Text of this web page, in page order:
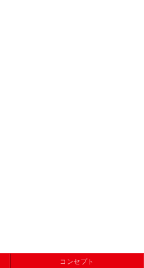
コンセプト